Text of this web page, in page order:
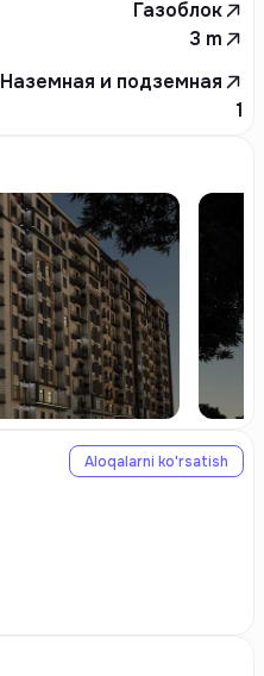
Газоблок
3 m
Наземная и подземная
1
Aloqalarni ko'rsatish